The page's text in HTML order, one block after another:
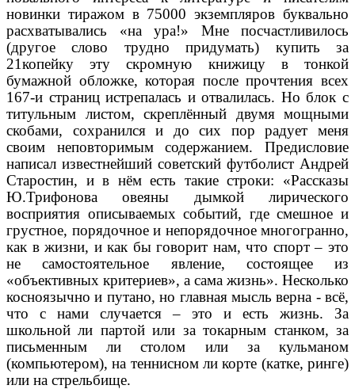
новинки тиражом в 75000 экземпляров буквально
расхватывались «на ура!» Мне посчастливилось
(другое слово трудно придумать) купить за
21копейку эту скромную книжицу в тонкой
бумажной обложке, которая после прочтения всех
167-и страниц истрепалась и отвалилась. Но блок с
титульным листом, скреплённый двумя мощными
скобами, сохранился и до сих пор радует меня
своим неповторимым содержанием. Предисловие
написал известнейший советский футболист Андрей
Старостин, и в нём есть такие строки: «Рассказы
Ю.Трифонова овеяны дымкой лирического
восприятия описываемых событий, где смешное и
грустное, порядочное и непорядочное многогранно,
как в жизни, и как бы говорит нам, что спорт – это
не самостоятельное явление, состоящее из
«объективных критериев», а сама жизнь». Несколько
косноязычно и путано, но главная мысль верна - всё,
что с нами случается – это и есть жизнь. За
школьной ли партой или за токарным станком, за
письменным ли столом или за кульманом
(компьютером), на теннисном ли корте (катке, ринге)
или на стрельбище.